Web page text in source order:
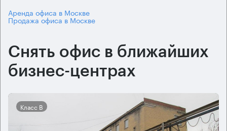
Аренда офиса в Москве
Продажа офиса в Москве
Снять офис в ближайших
бизнес-центрах
Класс B